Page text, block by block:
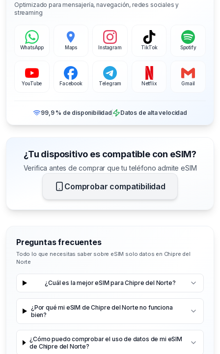
Optimizado para mensajería, navegación, redes sociales y
streaming
WhatsApp Maps Instagram TikTok Spotify
YouTube Facebook Telegram Netflix Gmail
99,9 % de disponibilidad Datos de alta velocidad
¿Tu dispositivo es compatible con eSIM?
Verifica antes de comprar que tu teléfono admite eSIM
Comprobar compatibilidad
Preguntas frecuentes
Todo lo que necesitas saber sobre eSIM solo datos en Chipre del
Norte
¿Cuál es la mejor eSIM para Chipre del Norte?
¿Por qué mi eSIM de Chipre del Norte no funciona
bien?
¿Cómo puedo comprobar el uso de datos de mi eSIM
de Chipre del Norte?